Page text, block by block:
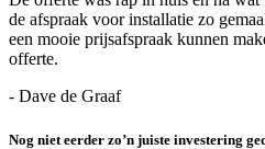
de afspraak voor installatie zo
een mooie prijsafspraak kunnen
offerte.
- Dave de Graaf
Nog niet eerder zo’n juiste investering